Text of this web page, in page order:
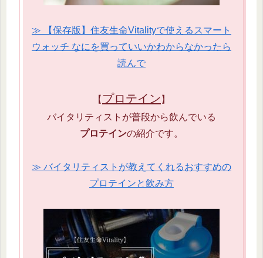
≫ 【保存版】住友生命Vitalityで使えるスマート
ウォッチ なにを買っていいかわからなかったら
読んで
【 プロテイン 】
バイタリティストが普段から飲んでいる
プロテインの紹介です。
≫ バイタリティストが教えてくれるおすすめの
プロテインと飲み方